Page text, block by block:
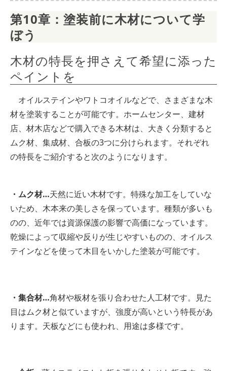
第10章：塗装前に木材について学
ぼう
木材の特長を押さえて希望に添った
ペイントを
オイルステインやワトコオイルなどで、さまざまな木
材を塗装することが可能です。ホームセンター、建材
店、材木店などで購入できる木材は、大きく分類すると
ムク材、集成材、合板の3つに分けられます。それぞれ
の特長をご紹介すると次のようになります。
・ムク材…天然に近い木材です。特殊な加工をしていな
いため、木本来の美しさを保っています。種類が多いも
のの、近年では資源保護の影響で高価になっています。
乾燥によって収縮や反りが生じやすいものの、オイルス
テインなどを使って木目をいかした塗装が可能です。
・集合材…角材や板材を張り合わせた人工材です。見た
目はムク材と似ていますが、強度が高いという特長があ
ります。天板などにも使われ、用途は多様です。